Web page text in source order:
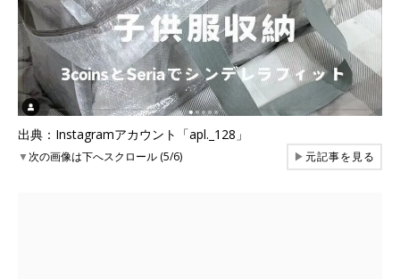
出典：Instagramアカウント「apl._128」
▼次の画像は下へスクロール (5/6) ▶元記事を見る